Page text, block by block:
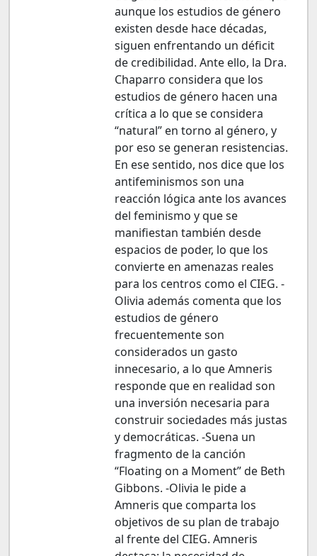
aunque los estudios de género
existen desde hace décadas,
siguen enfrentando un déficit
de credibilidad. Ante ello, la Dra.
Chaparro considera que los
estudios de género hacen una
crítica a lo que se considera
“natural” en torno al género, y
por eso se generan resistencias.
En ese sentido, nos dice que los
antifeminismos son una
reacción lógica ante los avances
del feminismo y que se
manifiestan también desde
espacios de poder, lo que los
convierte en amenazas reales
para los centros como el CIEG. -
Olivia además comenta que los
estudios de género
frecuentemente son
considerados un gasto
innecesario, a lo que Amneris
responde que en realidad son
una inversión necesaria para
construir sociedades más justas
y democráticas. -Suena un
fragmento de la canción
“Floating on a Moment” de Beth
Gibbons. -Olivia le pide a
Amneris que comparta los
objetivos de su plan de trabajo
al frente del CIEG. Amneris